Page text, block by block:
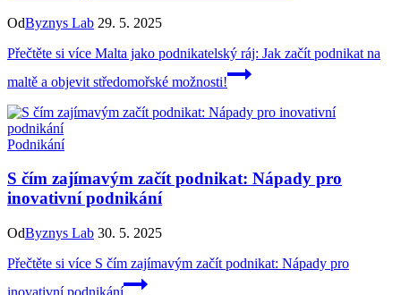
OdByznys Lab 29. 5. 2025
Přečtěte si více Malta jako podnikatelský ráj: Jak začít podnikat na
maltě a objevit středomořské možnosti!
Podnikání
S čím zajímavým začít podnikat: Nápady pro
inovativní podnikání
OdByznys Lab 30. 5. 2025
Přečtěte si více S čím zajímavým začít podnikat: Nápady pro